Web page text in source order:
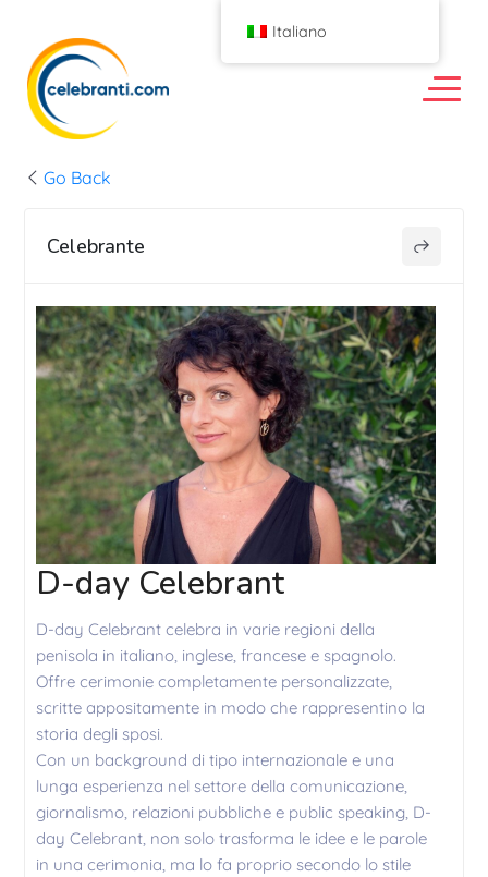
Go Back
Celebrante
D-day Celebrant
D-day Celebrant celebra in varie regioni della
penisola in italiano, inglese, francese e spagnolo.
Offre cerimonie completamente personalizzate,
scritte appositamente in modo che rappresentino la
storia degli sposi.
Con un background di tipo internazionale e una
lunga esperienza nel settore della comunicazione,
giornalismo, relazioni pubbliche e public speaking, D-
day Celebrant, non solo trasforma le idee e le parole
in una cerimonia, ma lo fa proprio secondo lo stile
Italiano